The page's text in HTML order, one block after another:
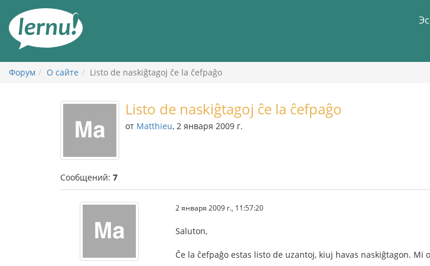
содержанию
Форум О сайте Listo de naskiĝtagoj ĉe la ĉefpaĝo
Listo de naskiĝtagoj ĉe la ĉefpaĝo
от Matthieu, 2 января 2009 г.
Сообщений: 7
2 января 2009 г., 11:57:20
Saluton,
Ĉe la ĉefpaĝo estas listo de uzantoj, kiuj havas naskiĝtagon.